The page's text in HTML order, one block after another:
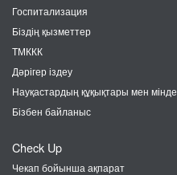
Госпитализация
Біздің қызметтер
ТМККК
Дәрігер іздеу
Науқастардың құқықтары мен
Бізбен байланыс
Check Up
Чекап бойынша ақпарат